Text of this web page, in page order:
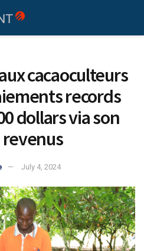
cacaoculteurs
records
dollars via son
July 4, 2024